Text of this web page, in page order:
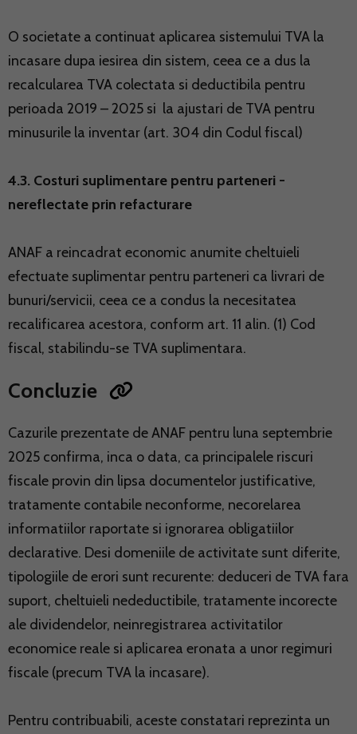
O societate a continuat aplicarea sistemului TVA la
incasare dupa iesirea din sistem, ceea ce a dus la
recalcularea TVA colectata si deductibila pentru
perioada 2019 – 2025 si la ajustari de TVA pentru
minusurile la inventar (art. 304 din Codul fiscal)
4.3. Costuri suplimentare pentru parteneri -
nereflectate prin refacturare
ANAF a reincadrat economic anumite cheltuieli
efectuate suplimentar pentru parteneri ca livrari de
bunuri/servicii, ceea ce a condus la necesitatea
recalificarea acestora, conform art. 11 alin. (1) Cod
fiscal, stabilindu-se TVA suplimentara.
Concluzie
Cazurile prezentate de ANAF pentru luna septembrie
2025 confirma, inca o data, ca principalele riscuri
fiscale provin din lipsa documentelor justificative,
tratamente contabile neconforme, necorelarea
informatiilor raportate si ignorarea obligatiilor
declarative. Desi domeniile de activitate sunt diferite,
tipologiile de erori sunt recurente: deduceri de TVA fara
suport, cheltuieli nedeductibile, tratamente incorecte
ale dividendelor, neinregistrarea activitatilor
economice reale si aplicarea eronata a unor regimuri
fiscale (precum TVA la incasare).
Pentru contribuabili, aceste constatari reprezinta un